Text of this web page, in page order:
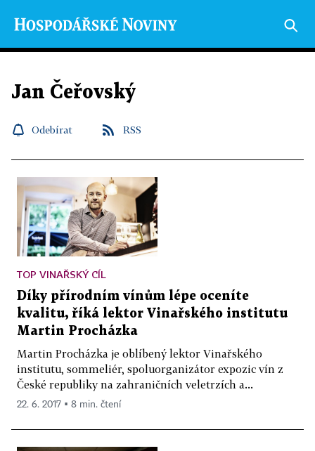
Jan Čeřovský
Odebírat RSS
TOP VINAŘSKÝ CÍL
Díky přírodním vínům lépe oceníte
kvalitu, říká lektor Vinařského institutu
Martin Procházka
Martin Procházka je oblíbený lektor Vinařského
institutu, sommeliér, spoluorganizátor expozic vín z
České republiky na zahraničních veletrzích a...
22. 6. 2017 ▪ 8 min. čtení